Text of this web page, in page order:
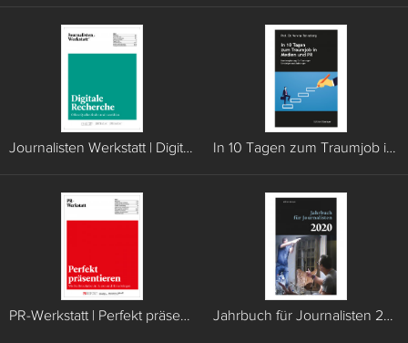
Journalisten Werkstatt | Digitale Recherche In 10 Tagen zum Traumjob in Medien und PR
PR-Werkstatt | Perfekt präsentieren Jahrbuch für Journalisten 2020